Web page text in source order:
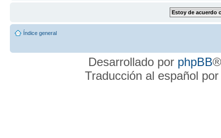
Índice general
Desarrollado por phpBB
Traducción al español